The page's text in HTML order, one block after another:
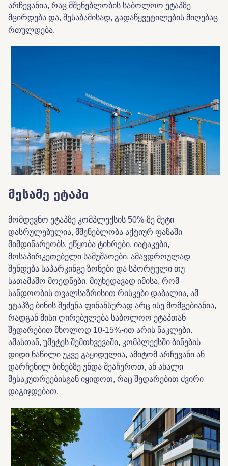
არჩევანია, რაც მშენებლობის საბოლოო ეტაპზე
მცირდება და, შესაბამისად, გადაწყვეტილების მიღებაც
რთულდება.
მესამე ეტაპი
მომდევნო ეტაპზე კომპლექსის 50%-ზე მეტი
დასრულებულია, მშენებლობა აქტიურ ფაზაში
მიმდინარეობს, ეწყობა ტიხრები, იატაკები,
მოსაპირკეთებელი სამუშაოები. ამავდროულად
შენდება საპარკინგე ზონები და სპორტული თუ
სათამაშო მოედნები. მიუხედავად იმისა, რომ
სანდოობის თვალსაზრისით რისკები დაბალია, ამ
ეტაპზე ბინის შეძენა ფინანსურად არც ისე მომგებიანია,
რადგან მისი ღირებულება საბოლოო ეტაპთან
შედარებით მხოლოდ 10-15%-ით არის ნაკლები.
ამასთან, უმეტეს შემთხვევაში, კომპლექსში ბინების
დიდი ნაწილი უკვე გაყიდულია, ამიტომ არჩევანი ან
დარჩენილ ბინებზე უნდა შეაჩეროთ, ან ახალი
მესაკუთრეებისგან იყიდოთ, რაც შედარებით ძვირი
დაგიჯდებათ.